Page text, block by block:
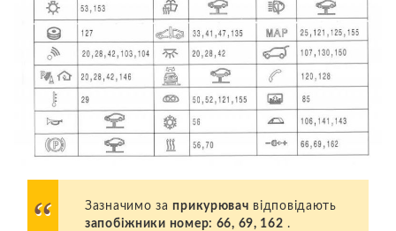
Зазначимо заприкурювач відповідають
запобіжники номер: 66, 69, 162 .